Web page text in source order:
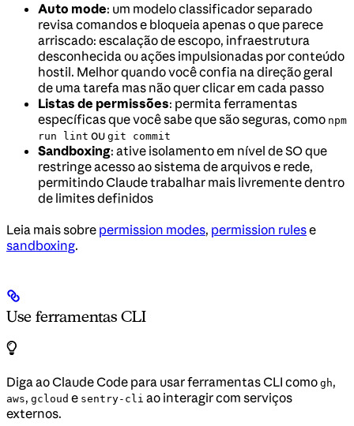
Auto mode: um modelo classificador separado
revisa comandos e bloqueia apenas o que parece
arriscado: escalação de escopo, infraestrutura
desconhecida ou ações impulsionadas por conteúdo
hostil. Melhor quando você confia na direção geral
de uma tarefa mas não quer clicar em cada passo
Listas de permissões: permita ferramentas
específicas que você sabe que são seguras, como npm
run lint ou git commit
Sandboxing: ative isolamento em nível de SO que
restringe acesso ao sistema de arquivos e rede,
permitindo Claude trabalhar mais livremente dentro
de limites definidos
Leia mais sobre permission modes, permission rulese
sandboxing.
Use ferramentas CLI
Diga ao Claude Code para usar ferramentas CLI como gh,
aws, gcloud e sentry-cli ao interagir com serviços
externos.